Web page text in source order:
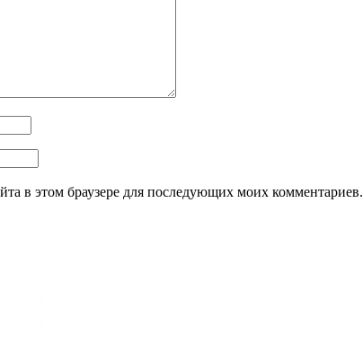
в этом браузере для последующих моих комментариев.